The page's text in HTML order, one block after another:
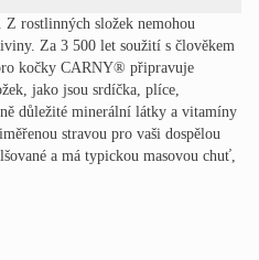
rostlinných složek nemohou
Za 3 500 let soužití s člověkem
kočky CARNY® připravuje
jako jsou srdíčka, plíce,
důležité minerální látky a vitamíny
stravou pro vaši dospělou
a má typickou masovou chuť,